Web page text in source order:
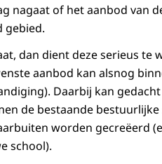
nagaat of het aanbod van
gebied.
dan dient deze serieus te
aanbod kan alsnog
Daarbij kan
de bestaande
worden gecreëerd
school).